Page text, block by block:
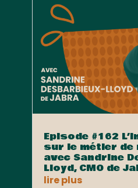
Episode #162
sur le métier de
avec Sandrine
Lloyd, CMO de
lire plus